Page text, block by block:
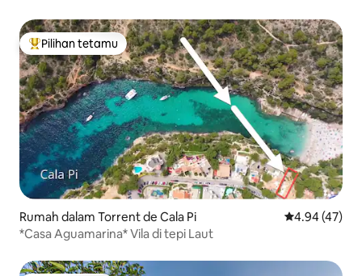
Pilihan utama tetamu
Pilihan tetamu
Rumah dalam Torrent de Cala Pi Penarafan
4.94 (47)
*Casa Aguamarina* Vila di tepi Laut